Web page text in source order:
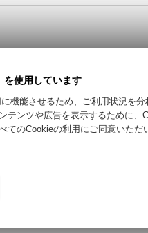
お問い合わせ
使用しています
機能させるため、ご利用状況を
テンツや広告を表示するために、
てのCookieの利用にご同意いただ